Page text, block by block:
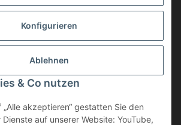
Konfigurieren
Ablehnen
& Co nutzen
akzeptieren“ gestatten Sie den
auf unserer Website: YouTube,
Vertrag widerrufen
Differenzbesteuerung. Daher wird die im
in der Rechnung nicht gesondert